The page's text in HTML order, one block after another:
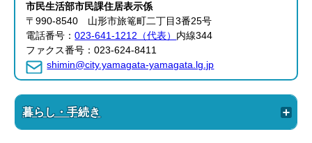
市民生活部市民課住居表示係
〒990-8540 山形市旅篭町二丁目3番25号
電話番号：023-641-1212（代表） 内線344
ファクス番号：023-624-8411
shimin@city.yamagata-yamagata.lg.jp
暮らし・手続き